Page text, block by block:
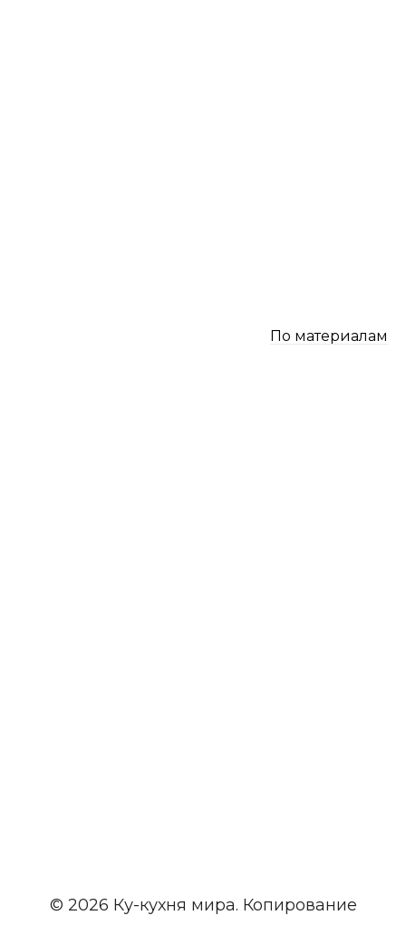
По материалам
© 2026 Ку-кухня мира. Копирование